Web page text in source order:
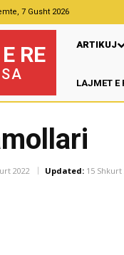
7 Gusht 2026
RE ARTIKUJ
LAJMET E
2022 Updated: 15 Shkurt